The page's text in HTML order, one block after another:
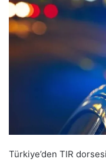
Türkiye’den TIR